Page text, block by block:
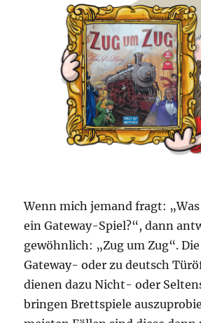
Wenn mich jemand fragt:
ein Gateway-Spiel?“, dann
gewöhnlich: „Zug um Zug“.
Gateway- oder zu deutsch
dienen dazu Nicht- oder
bringen Brettspiele